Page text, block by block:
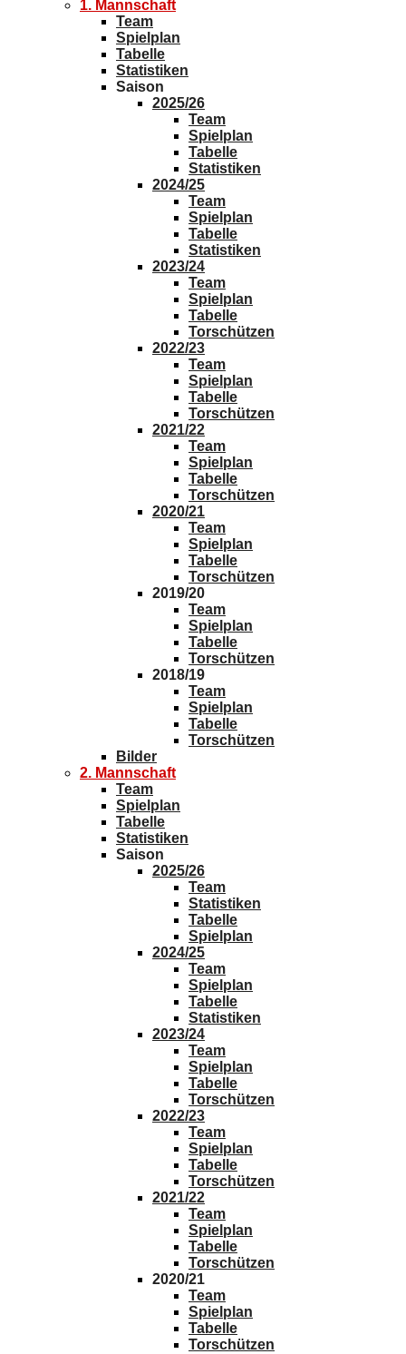
1. Mannschaft
Team
Spielplan
Tabelle
Statistiken
Saison
2025/26
Team
Spielplan
Tabelle
Statistiken
2024/25
Team
Spielplan
Tabelle
Statistiken
2023/24
Team
Spielplan
Tabelle
Torschützen
2022/23
Team
Spielplan
Tabelle
Torschützen
2021/22
Team
Spielplan
Tabelle
Torschützen
2020/21
Team
Spielplan
Tabelle
Torschützen
2019/20
Team
Spielplan
Tabelle
Torschützen
2018/19
Team
Spielplan
Tabelle
Torschützen
Bilder
2. Mannschaft
Team
Spielplan
Tabelle
Statistiken
Saison
2025/26
Team
Statistiken
Tabelle
Spielplan
2024/25
Team
Spielplan
Tabelle
Statistiken
2023/24
Team
Spielplan
Tabelle
Torschützen
2022/23
Team
Spielplan
Tabelle
Torschützen
2021/22
Team
Spielplan
Tabelle
Torschützen
2020/21
Team
Spielplan
Tabelle
Torschützen